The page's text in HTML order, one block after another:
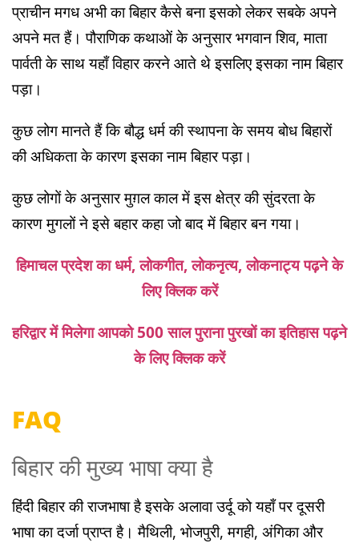
प्राचीन मगध अभी का बिहार कैसे बना इसको लेकर सबके अपने
अपने मत हैं। पौराणिक कथाओं के अनुसार भगवान शिव, माता
पार्वती के साथ यहाँ विहार करने आते थे इसलिए इसका नाम बिहार
पड़ा।
कुछ लोग मानते हैं कि बौद्ध धर्म की स्थापना के समय बोध बिहारों
की अधिकता के कारण इसका नाम बिहार पड़ा।
कुछ लोगों के अनुसार मुग़ल काल में इस क्षेत्र की सुंदरता के
कारण मुगलों ने इसे बहार कहा जो बाद में बिहार बन गया।
हिमाचल प्रदेश का धर्म, लोकगीत, लोकनृत्य, लोकनाट्य पढ़ने के
लिए क्लिक करें
हरिद्वार में मिलेगा आपको 500 साल पुराना पुरखों का इतिहास पढ़ने
के लिए क्लिक करें
FAQ
बिहार की मुख्य भाषा क्या है
हिंदी बिहार की राजभाषा है इसके अलावा उर्दू को यहाँ पर दूसरी
भाषा का दर्जा प्राप्त है। मैथिली, भोजपुरी, मगही, अंगिका और